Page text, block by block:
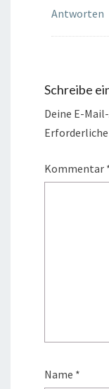
Antworten
Schreibe
Deine E-
Kommentar
Name *